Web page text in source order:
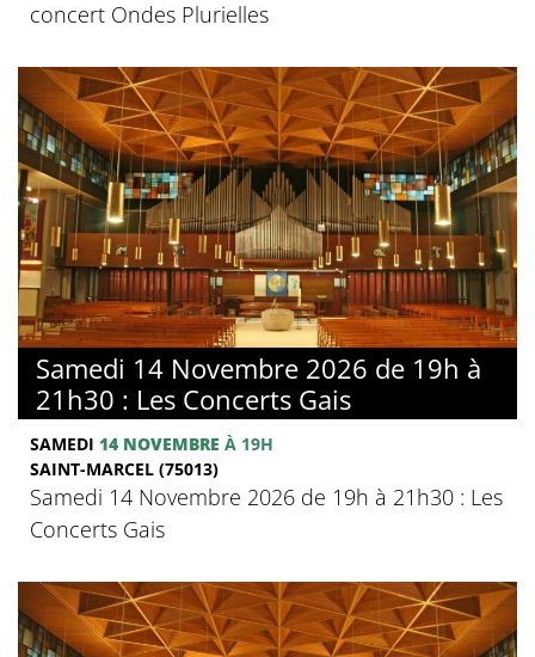
concert Ondes Plurielles
Samedi 14 Novembre 2026 de 19h à
21h30 : Les Concerts Gais
SAMEDI 14 NOVEMBRE À 19H
SAINT-MARCEL (75013)
Samedi 14 Novembre 2026 de 19h à 21h30 : Les
Concerts Gais